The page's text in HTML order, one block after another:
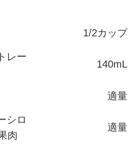
1/2カップ
レー
140mL
適量
シロ
肉
適量